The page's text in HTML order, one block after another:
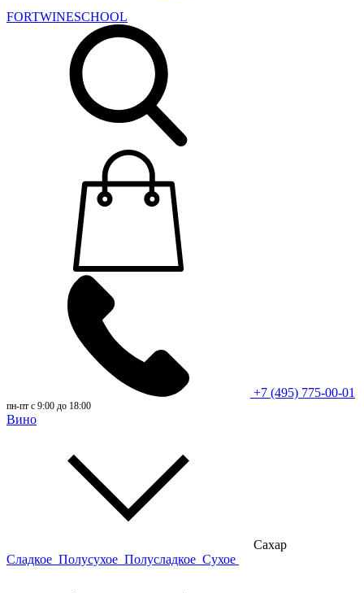
FORTWINESCHOOL
+7 (495) 775-00-01
пн-пт с 9:00 до 18:00
Вино
Сахар
Сладкое Полусухое Полусладкое Сухое